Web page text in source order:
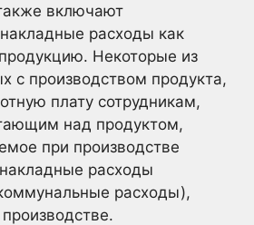
включают
расходы как
Некоторые из
с производством продукта,
плату сотрудникам,
над продуктом,
при производстве
расходы
расходы),